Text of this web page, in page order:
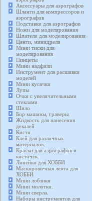
Аксессуары для аэрографов
Шланги для компрессоров и
аэрографов
Подставки для аэрографов
Ножи для моделирования
Шпатели для моделирования
Цанги, минидрели
Мини тиски для
моделирования
Пинцеты
Мини надфили
Инструмент для расшивки
моделей
Мини кусачки
Лупы
Очки с увеличительными
стеклами
Шило
Бор машины, граверы.
Жидкость для нанесения
декалей
Кисти.
Клей для различных
материалов.
Краски для аэрографов и
кисточек.
Линейки для ХОББИ
Маскировочная лента для
ХОББИ
Мини лобзики
Мини молотки.
Мини сверла.
Наборы инструментов для